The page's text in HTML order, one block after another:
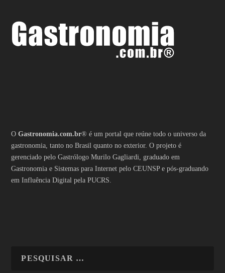
OGastronomia.com.br® é um portal que reúne todo o universo da
gastronomia, tanto no Brasil quanto no exterior. O projeto é
gerenciado pelo Gastrólogo Murilo Gagliardi, graduado em
Gastronomia e Sistemas para Internet pelo CEUNSP e pós-graduando
em Influência Digital pela PUCRS.